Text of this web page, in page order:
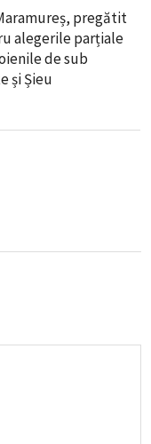
pregătit
alegerile parțiale
de sub
și Șieu